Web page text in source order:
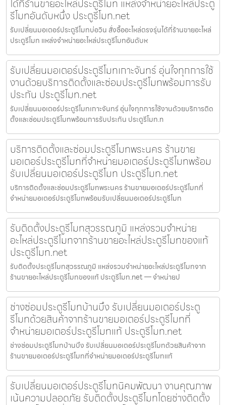
ได้ที่ร้านขายอะไหล่ประตูรีโมท แหล่งจำหน่ายอะไหล่ประตู
รีโมทอันดับหนึ่ง ประตูรีโมท.net
รับเปลี่ยนมอเตอร์ประตูรีโมทบ่อวิน สั่งซื้ออะไหล่ตรงรุ่นได้ที่ร้านขายอะไหล่
ประตูรีโมท แหล่งจำหน่ายอะไหล่ประตูรีโมทอันดับห
รับเปลี่ยนมอเตอร์ประตูรีโมทเกาะจันทร์ อุ่นใจทุกการใช้
งานด้วยบริการติดตั้งและซ่อมประตูรีโมทพร้อมการรับ
ประกัน ประตูรีโมท.net
รับเปลี่ยนมอเตอร์ประตูรีโมทเกาะจันทร์ อุ่นใจทุกการใช้งานด้วยบริการติด
ตั้งและซ่อมประตูรีโมทพร้อมการรับประกัน ประตูรีโมท.n
บริการติดตั้งและซ่อมประตูรีโมทพระนคร ร้านขาย
มอเตอร์ประตูรีโมทที่จำหน่ายมอเตอร์ประตูรีโมทพร้อม
รับเปลี่ยนมอเตอร์ประตูรีโมท ประตูรีโมท.net
บริการติดตั้งและซ่อมประตูรีโมทพระนคร ร้านขายมอเตอร์ประตูรีโมทที่
จำหน่ายมอเตอร์ประตูรีโมทพร้อมรับเปลี่ยนมอเตอร์ประตูรีโมท
รับติดตั้งประตูรีโมทสุวรรณภูมิ แหล่งรวมจำหน่าย
อะไหล่ประตูรีโมทจากร้านขายอะไหล่ประตูรีโมทของแท้
ประตูรีโมท.net
รับติดตั้งประตูรีโมทสุวรรณภูมิ แหล่งรวมจำหน่ายอะไหล่ประตูรีโมทจาก
ร้านขายอะไหล่ประตูรีโมทของแท้ ประตูรีโมท.net — จำหน่ายป
ช่างซ่อมประตูรีโมทบ้านบึง รับเปลี่ยนมอเตอร์ประตู
รีโมทด้วยสินค้าจากร้านขายมอเตอร์ประตูรีโมทที่
จำหน่ายมอเตอร์ประตูรีโมทแท้ ประตูรีโมท.net
ช่างซ่อมประตูรีโมทบ้านบึง รับเปลี่ยนมอเตอร์ประตูรีโมทด้วยสินค้าจาก
ร้านขายมอเตอร์ประตูรีโมทที่จำหน่ายมอเตอร์ประตูรีโมทแท้
รับเปลี่ยนมอเตอร์ประตูรีโมทนิคมพัฒนา งานคุณภาพ
เน้นความปลอดภัย รับติดตั้งประตูรีโมทโดยช่างติดตั้ง